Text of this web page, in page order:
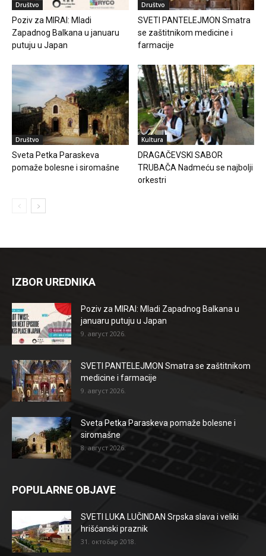
Društvo
Poziv za MIRAI: Mladi
Zapadnog Balkana u januaru
putuju u Japan
Društvo
SVETI PANTELEJMON Smatra
se zaštitnikom medicine i
farmacije
Društvo
Sveta Petka Paraskeva
pomaže bolesne i siromašne
Kultura
DRAGAČEVSKI SABOR
TRUBAČA Nadmeću se najbolji
orkestri
IZBOR UREDNIKA
Poziv za MIRAI: Mladi Zapadnog Balkana u
januaru putuju u Japan
9. август 2026.
SVETI PANTELEJMON Smatra se zaštitnikom
medicine i farmacije
9. август 2026.
Sveta Petka Paraskeva pomaže bolesne i
siromašne
8. август 2026.
POPULARNE OBJAVE
SVETI LUKA LUČINDAN Srpska slava i veliki
hrišćanski praznik
31. октобар 2018.